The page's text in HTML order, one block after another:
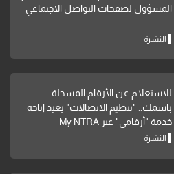
المسؤول لصفحات التواصل الاجتماعي
النشرة
للاستعلام عن الأرقام المسجلة
باسمك.. "تنظيم الاتصالات" يعيد إتاحة
خدمة "أرقامي" عبر My NTRA
النشرة